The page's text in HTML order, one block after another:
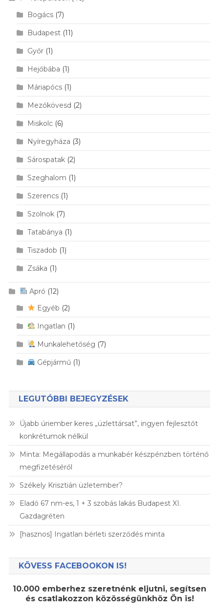
Bogács(7)
Budapest(11)
Győr(1)
Hejőbába (1)
Máriapócs(1)
Mezőkövesd (2)
Miskolc(6)
Nyíregyháza (3)
Sárospatak(2)
Szeghalom (1)
Szerencs(1)
Szolnok(7)
Tatabánya (1)
Tiszadob (1)
Zsáka (1)
Apró (12)
Egyéb (2)
Ingatlan (1)
Munkalehetőség (7)
Gépjármű (1)
LEGUTÓBBI BEJEGYZÉSEK
Újabb úriember keres „üzlettársat”, ingyen fejlesztőt
konkrétumok nélkül
Minta: Megállapodás a munkabér készpénzben történő
megfizetéséről
Székely Krisztián üzletember?
Eladó 67 nm-es, 1 + 3 szobás lakás Budapest XI.
Gazdagréten
[hasznos] Ingatlan bérleti szerződés minta
KÖVESS FACEBOOKON IS!
10.000 emberhez szeretnénk eljutni, segítsen
és csatlakozzon közösségünkhöz Ön is!